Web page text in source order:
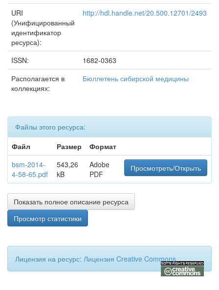
URI
(Унифицированный
идентификатор
ресурса):
http://hdl.handle.net/20.500.12701/2493
ISSN:
1682-0363
Располагается в
коллекциях:
Бюллетень сибирской медицины
Файлы этого ресурса:
Файл
Размер
Формат
bsm-2014-
4-58-65.pdf
543,26
kB
Adobe
PDF
Просмотреть/Открыть
Показать полное описание ресурса
Просмотр статистики
Лицензия на ресурс: Лицензия Creative Commons